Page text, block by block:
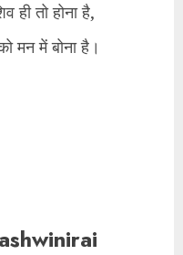
ही तो होना है,
मन में बोना है।
ashwinirai